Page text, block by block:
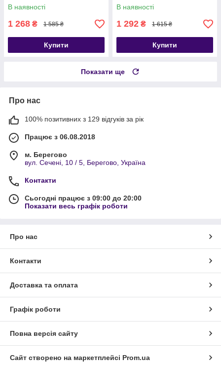
В наявності
1 268 ₴ 1 585 ₴
Купити
В наявності
1 292 ₴ 1 615 ₴
Купити
Показати ще
Про нас
100% позитивних з 129 відгуків за рік
Працює з 06.08.2018
м. Берегово
вул. Сечені, 10 / 5, Берегово, Україна
Контакти
Сьогодні працює з 09:00 до 20:00
Показати весь графік роботи
Про нас
Контакти
Доставка та оплата
Графік роботи
Повна версія сайту
Сайт створено на маркетплейсі Prom.ua